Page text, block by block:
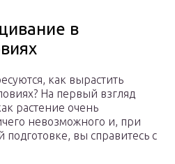
в
как вырастить
На первый взгляд
растение очень
невозможного и, при
подготовке, вы справитесь с